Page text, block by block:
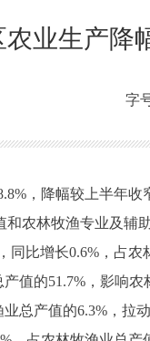
业生产降
字
，降幅较上半年收
农林牧渔专业及辅
比增长0.6%，占农
值的51.7%，影响
总产值的6.3%，拉